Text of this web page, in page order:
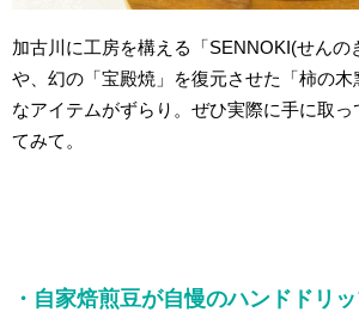
加古川に工房を構える「SENNOKI(せんの
や、幻の「宝殿焼」を復元させた「柿の
なアイテムがずらり。ぜひ実際に手に取っ
てみて。
・自家焙煎豆が自慢のハンドドリ